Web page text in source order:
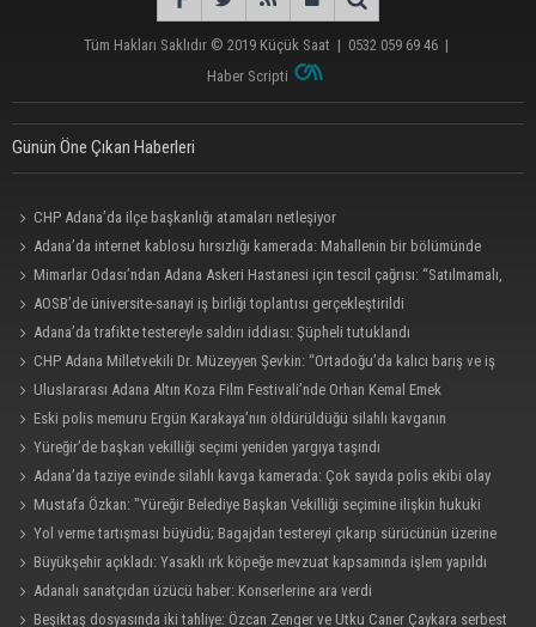
Tüm Hakları Saklıdır © 2019 Küçük Saat | 0532 059 69 46 |
Haber Scripti
Günün Öne Çıkan Haberleri
CHP Adana’da ilçe başkanlığı atamaları netleşiyor
Adana’da internet kablosu hırsızlığı kamerada: Mahallenin bir bölümünde
internet erişimi kesildi
Mimarlar Odası’ndan Adana Askeri Hastanesi için tescil çağrısı: “Satılmamalı,
amaç dışı kullanılmamalı”
AOSB’de üniversite-sanayi iş birliği toplantısı gerçekleştirildi
Adana’da trafikte testereyle saldırı iddiası: Şüpheli tutuklandı
CHP Adana Milletvekili Dr. Müzeyyen Şevkin: “Ortadoğu’da kalıcı barış ve iş
birliği sağlanmalı”
Uluslararası Adana Altın Koza Film Festivali’nde Orhan Kemal Emek
Ödülleri’nin sahipleri belli oldu
Eski polis memuru Ergün Karakaya’nın öldürüldüğü silahlı kavganın
görüntüleri ortaya çıktı
Yüreğir’de başkan vekilliği seçimi yeniden yargıya taşındı
Adana’da taziye evinde silahlı kavga kamerada: Çok sayıda polis ekibi olay
yerine sevk edildi
Mustafa Özkan: "Yüreğir Belediye Başkan Vekilliği seçimine ilişkin hukuki
süreç başlatıldı"
Yol verme tartışması büyüdü; Bagajdan testereyi çıkarıp sürücünün üzerine
yürüdü
Büyükşehir açıkladı: Yasaklı ırk köpeğe mevzuat kapsamında işlem yapıldı
Adanalı sanatçıdan üzücü haber: Konserlerine ara verdi
Beşiktaş dosyasında iki tahliye: Özcan Zenger ve Utku Caner Çaykara serbest